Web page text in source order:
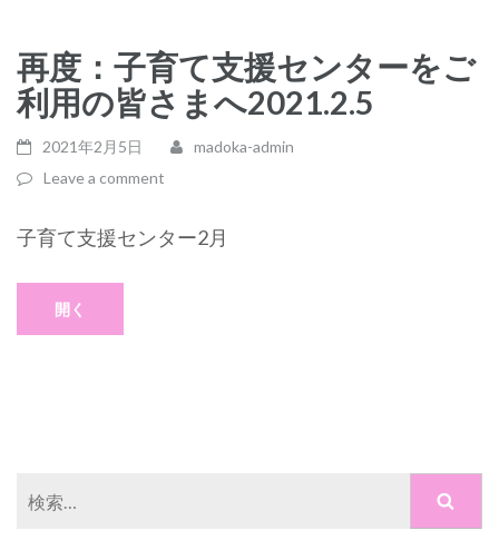
再度：子育て支援センターをご
利用の皆さまへ2021.2.5
2021年2月5日
madoka-admin
Leave a comment
子育て支援センター2月
開く